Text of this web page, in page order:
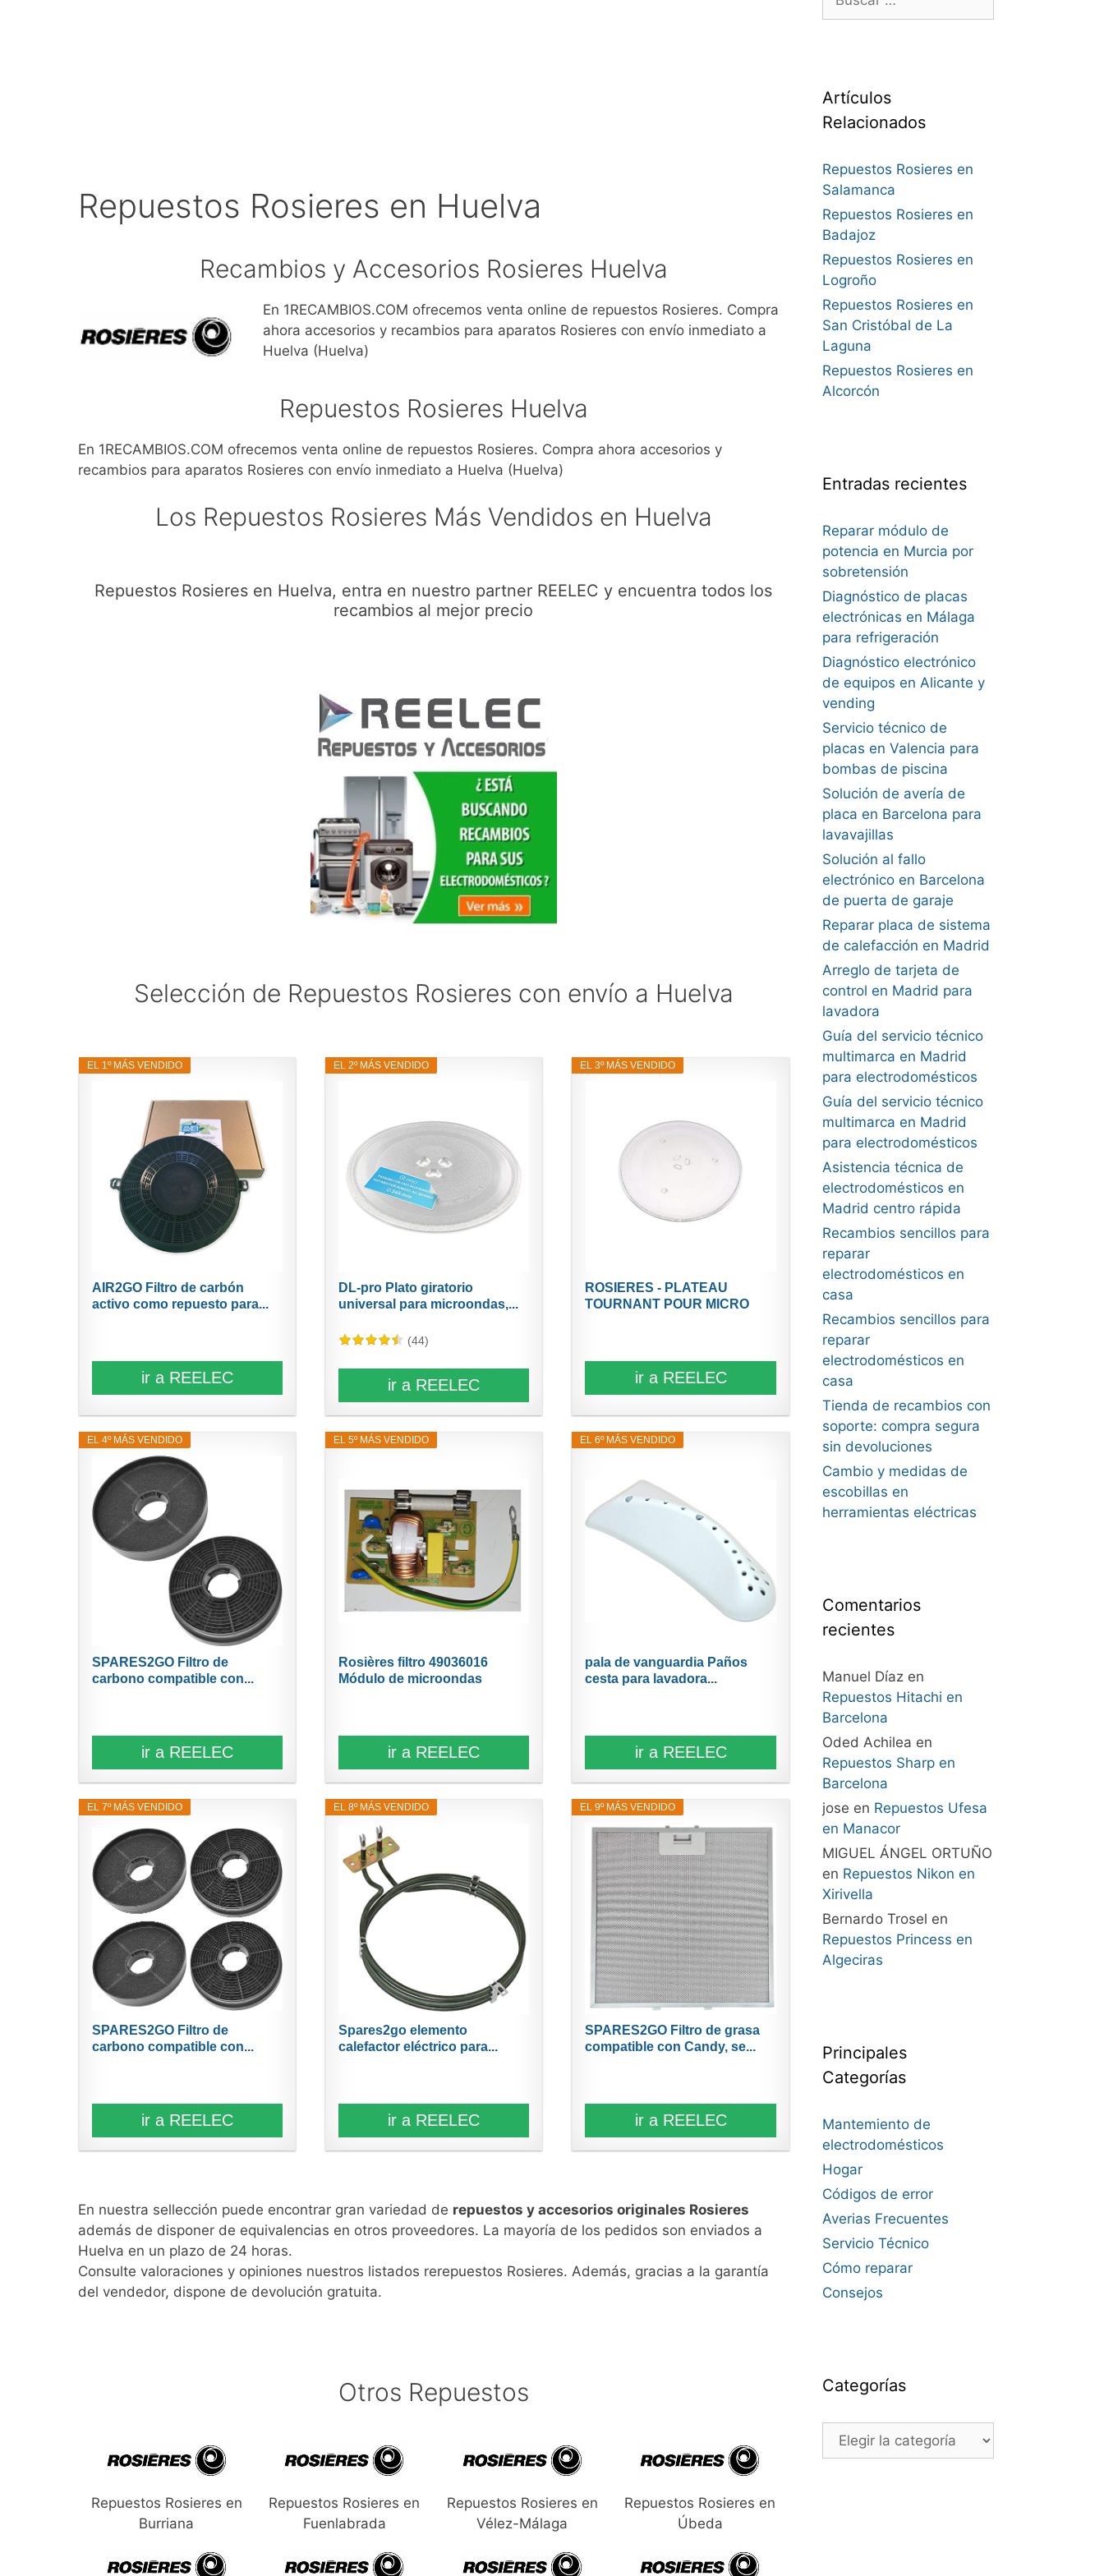
Repuestos Rosieres en Huelva
Recambios y Accesorios Rosieres Huelva
En 1RECAMBIOS.COM ofrecemos venta online de repuestos Rosieres. Compra
ahora accesorios y recambios para aparatos Rosieres con envío inmediato a
Huelva (Huelva)
Repuestos Rosieres Huelva
En 1RECAMBIOS.COM ofrecemos venta online de repuestos Rosieres. Compra ahora accesorios y
recambios para aparatos Rosieres con envío inmediato a Huelva (Huelva)
Los Repuestos Rosieres Más Vendidos en Huelva
Repuestos Rosieres en Huelva, entra en nuestro partner REELEC y encuentra todos los
recambios al mejor precio
Selección de Repuestos Rosieres con envío a Huelva
EL 1º MÁS VENDIDO
AIR2GO Filtro de carbón
activo como repuesto para...
ir a REELEC
EL 2º MÁS VENDIDO
DL-pro Plato giratorio
universal para microondas,...
(44)
ir a REELEC
EL 3º MÁS VENDIDO
ROSIERES - PLATEAU
TOURNANT POUR MICRO
ir a REELEC
EL 4º MÁS VENDIDO
SPARES2GO Filtro de
carbono compatible con...
ir a REELEC
EL 5º MÁS VENDIDO
Rosières filtro 49036016
Módulo de microondas
ir a REELEC
EL 6º MÁS VENDIDO
pala de vanguardia Paños
cesta para lavadora...
ir a REELEC
EL 7º MÁS VENDIDO
SPARES2GO Filtro de
carbono compatible con...
ir a REELEC
EL 8º MÁS VENDIDO
Spares2go elemento
calefactor eléctrico para...
ir a REELEC
EL 9º MÁS VENDIDO
SPARES2GO Filtro de grasa
compatible con Candy, se...
ir a REELEC
En nuestra sellección puede encontrar gran variedad de repuestos y accesorios originales Rosieres
además de disponer de equivalencias en otros proveedores. La mayoría de los pedidos son enviados a
Huelva en un plazo de 24 horas.
Consulte valoraciones y opiniones nuestros listados rerepuestos Rosieres. Además, gracias a la garantía
del vendedor, dispone de devolución gratuita.
Otros Repuestos
Repuestos Rosieres en
Burriana
Repuestos Rosieres en
Fuenlabrada
Repuestos Rosieres en
Vélez-Málaga
Repuestos Rosieres en
Úbeda
Artículos
Relacionados
Repuestos Rosieres en
Salamanca
Repuestos Rosieres en
Badajoz
Repuestos Rosieres en
Logroño
Repuestos Rosieres en
San Cristóbal de La
Laguna
Repuestos Rosieres en
Alcorcón
Entradas recientes
Reparar módulo de
potencia en Murcia por
sobretensión
Diagnóstico de placas
electrónicas en Málaga
para refrigeración
Diagnóstico electrónico
de equipos en Alicante y
vending
Servicio técnico de
placas en Valencia para
bombas de piscina
Solución de avería de
placa en Barcelona para
lavavajillas
Solución al fallo
electrónico en Barcelona
de puerta de garaje
Reparar placa de sistema
de calefacción en Madrid
Arreglo de tarjeta de
control en Madrid para
lavadora
Guía del servicio técnico
multimarca en Madrid
para electrodomésticos
Guía del servicio técnico
multimarca en Madrid
para electrodomésticos
Asistencia técnica de
electrodomésticos en
Madrid centro rápida
Recambios sencillos para
reparar
electrodomésticos en
casa
Recambios sencillos para
reparar
electrodomésticos en
casa
Tienda de recambios con
soporte: compra segura
sin devoluciones
Cambio y medidas de
escobillas en
herramientas eléctricas
Comentarios
recientes
Manuel Díazen
Repuestos Hitachi en
Barcelona
Oded Achilea en
Repuestos Sharp en
Barcelona
jose en Repuestos Ufesa
en Manacor
MIGUEL ÁNGEL ORTUÑO
en Repuestos Nikon en
Xirivella
Bernardo Trosel en
Repuestos Princess en
Algeciras
Principales
Categorías
Mantemiento de
electrodomésticos
Hogar
Códigos de error
Averias Frecuentes
Servicio Técnico
Cómo reparar
Consejos
Categorías
Categorías